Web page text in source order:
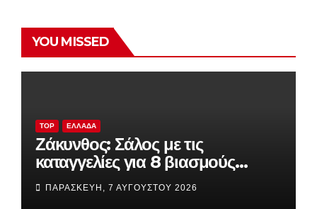
YOU MISSED
TOP ΕΛΛΆΔΑ
Ζάκυνθος: Σάλος με τις
καταγγελίες για 8 βιασμούς
τουριστριών σε λίγες ημέρες – Η
ανακοίνωση της ΕΛΑΣ
ΠΑΡΑΣΚΕΥΉ, 7 ΑΥΓΟΎΣΤΟΥ 2026